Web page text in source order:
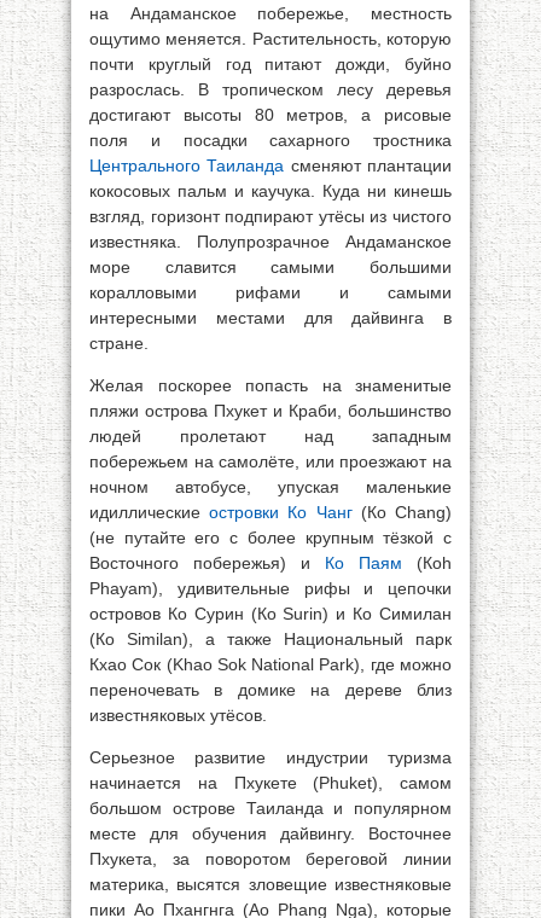
на Андаманское побережье, местность
ощутимо меняется. Растительность, которую
почти круглый год питают дожди, буйно
разрослась. В тропическом лесу деревья
достигают высоты 80 метров, а рисовые
поля и посадки сахарного тростника
Центрального Таиланда сменяют плантации
кокосовых пальм и каучука. Куда ни кинешь
взгляд, горизонт подпирают утёсы из чистого
известняка. Полупрозрачное Андаманское
море славится самыми большими
коралловыми рифами и самыми
интересными местами для дайвинга в
стране.
Желая поскорее попасть на знаменитые
пляжи острова Пхукет и Краби, большинство
людей пролетают над западным
побережьем на самолёте, или проезжают на
ночном автобусе, упуская маленькие
идиллическиеостровки Ко Чанг(Ко Chang)
(не путайте его с более крупным тёзкой с
Восточного побережья) и Ко Паям (Коh
Phayam), удивительные рифы и цепочки
островов Ко Сурин (Ко Surin) и Ко Симилан
(Ко Similan), а также Национальный парк
Кхао Сок (Khao Sok National Park), где можно
переночевать в домике на дереве близ
известняковых утёсов.
Серьезное развитие индустрии туризма
начинается на Пхукете (Phuket), самом
большом острове Таиланда и популярном
месте для обучения дайвингу. Восточнее
Пхукета, за поворотом береговой линии
материка, высятся зловещие известняковые
пики Ао Пхангнга (Ао Phang Nga), которые